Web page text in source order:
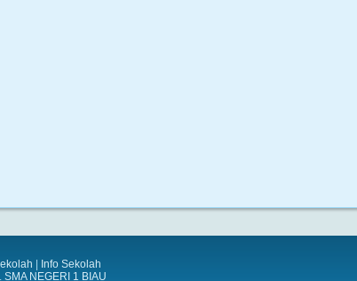
Info Sekolah
SMA NEGERI 1 BIAU